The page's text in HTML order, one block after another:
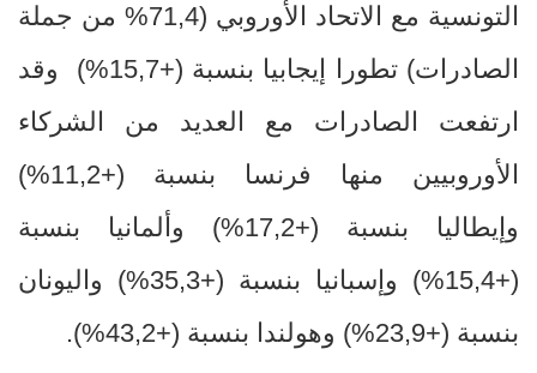
التونسية مع الاتحاد الأوروبي (71,4
% من جملة
الصادرات) تطورا إيجابيا بنسبة (+15,7
(%
وقد
ارتفعت الصادرات مع العديد من الشركاء
الأوروبيين منها فرنسا بنسبة +)
11,2
(%
وإيطاليا بنسبة +)
17,2
%) وألمانيا بنسبة
+)
15,4
(% وإسبانيا بنسبة +)
35,3
(% واليونان
بنسبة +)
23,9
(% وهولندا بنسبة +)
43,2
(%
.